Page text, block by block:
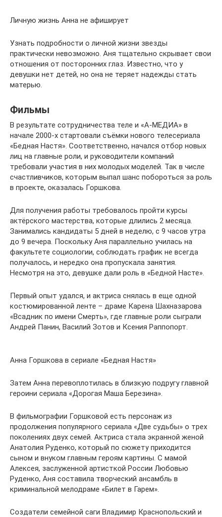
Личную жизнь Анна не афиширует
Узнать подробности о личной жизни звезды
практически невозможно. Аня тщательно скрывает свои
отношения от посторонних глаз. Известно, что у
девушки нет детей, но она не теряет надежды стать
матерью.
Фильмы
В результате сотрудничества теле и «А-МЕДИА» в
начале 2000-х стартовали съёмки нового телесериала
«Бедная Настя». Соответственно, начался отбор новых
лиц на главные роли, и руководители компаний
требовали участия в них молодых моделей. Так в числе
счастливчиков, которым выпал шанс побороться за роль
в проекте, оказалась Горшкова.
Для получения работы требовалось пройти курсы
актёрского мастерства, которые длились 2 месяца.
Занимались кандидаты 5 дней в неделю, с 9 часов утра
до 9 вечера. Поскольку Аня параллельно училась на
факультете социологии, соблюдать график не всегда
получалось, и нередко она пропускала занятия.
Несмотря на это, девушке дали роль в «Бедной Насте».
Первый опыт удался, и актриса снялась в еще одной
костюмированной ленте – драме Карена Шахназарова
«Всадник по имени Смерть», где главные роли сыграли
Андрей Панин, Василий Зотов и Ксения Раппопорт.
Анна Горшкова в сериале «Бедная Настя»
Затем Анна перевоплотилась в близкую подругу главной
героини сериала «Дорогая Маша Березина».
В фильмографии Горшковой есть персонаж из
продолжения популярного сериала «Две судьбы» о трех
поколениях двух семей. Актриса стала экранной женой
Анатолия Руденко, который по сюжету приходится
сыном и внуком главным героям картины. С мамой
Алексея, заслуженной артисткой России Любовью
Руденко, Аня составила творческий ансамбль в
криминальной мелодраме «Билет в Гарем».
Создатели семейной саги Владимир Краснопольский и